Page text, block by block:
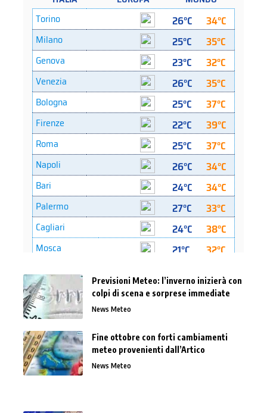
Previsioni Meteo: l’inverno inizierà con
colpi di scena e sorprese immediate
News Meteo
Fine ottobre con forti cambiamenti
meteo provenienti dall’Artico
News Meteo